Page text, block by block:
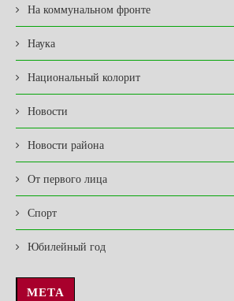
На коммунальном фронте
Наука
Национальный колорит
Новости
Новости района
От первого лица
Спорт
Юбилейный год
МЕТА